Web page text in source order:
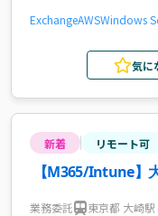
ExchangeAWSWindows
気に
新着 リモート可
【M365/Intune】
業務委託 東京都 大崎駅